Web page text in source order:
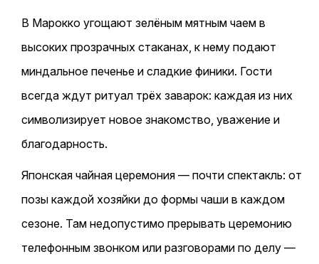
В Марокко угощают зелёным мятным чаем в
высоких прозрачных стаканах, к нему подают
миндальное печенье и сладкие финики. Гости
всегда ждут ритуал трёх заварок: каждая из них
символизирует новое знакомство, уважение и
благодарность.
Японская чайная церемония — почти спектакль: от
позы каждой хозяйки до формы чаши в каждом
сезоне. Там недопустимо прерывать церемонию
телефонным звонком или разговорами по делу —